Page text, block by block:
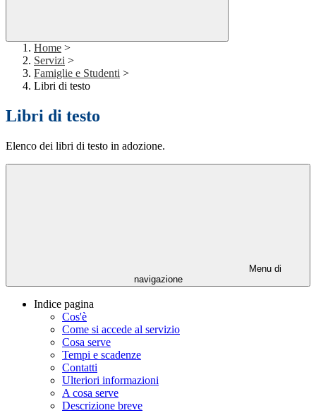
Home >
Servizi >
Famiglie e Studenti >
Libri di testo
Libri di testo
Elenco dei libri di testo in adozione.
Menu di
navigazione
Indice pagina
Cos'è
Come si accede al servizio
Cosa serve
Tempi e scadenze
Contatti
Ulteriori informazioni
A cosa serve
Descrizione breve